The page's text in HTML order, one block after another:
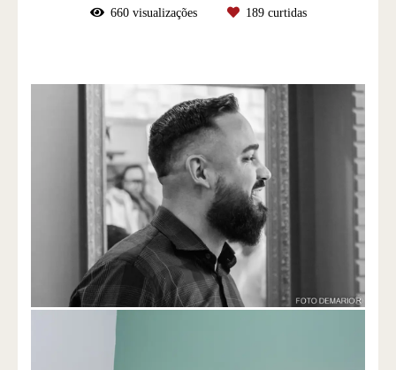
660visualizações 189curtidas